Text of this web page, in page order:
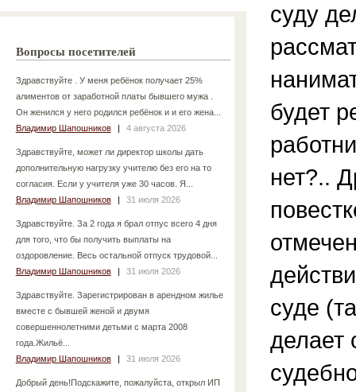
Вопросы посетителей
Здравствуйте . У меня ребёнок получает 25%
алиментов от заработной платы бывшего мужа .
Он женился у него родился ребёнок и и его жена...
Владимир Шапошников
| 4 августа 2026
Здравствуйте, может ли директор школы дать
дополнительную нагрузку учителю без его на то
согласия. Если у учителя уже 30 часов. Я...
Владимир Шапошников
| 31 июля 2026
Здравствуйте. За 2 года я брал отпус всего 4 дня
для того, что бы получить выплаты на
оздоровление. Весь остальной отпуск трудовой...
Владимир Шапошников
| 31 июля 2026
Здравствуйте. Зарегистрирован в арендном жилье
вместе с бывшей женой и двумя
совершеннолетними детьми с марта 2008
года.Жильё...
Владимир Шапошников
| 31 июля 2026
Добрый день!Подскажите, пожалуйста, открыл ИП
суду
будет
нет?..
суде
делает